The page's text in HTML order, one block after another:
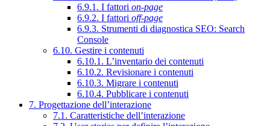
6.9.1. I fattori on-page
6.9.2. I fattori off-page
6.9.3. Strumenti di diagnostica SEO: Search
Console
6.10. Gestire i contenuti
6.10.1. L’inventario dei contenuti
6.10.2. Revisionare i contenuti
6.10.3. Migrare i contenuti
6.10.4. Pubblicare i contenuti
7. Progettazione dell’interazione
7.1. Caratteristiche dell’interazione